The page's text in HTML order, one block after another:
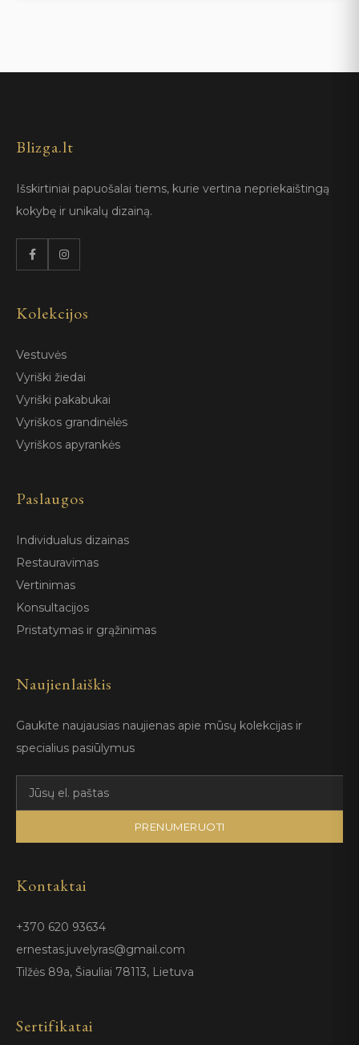
Blizga.lt
Išskirtiniai papuošalai tiems, kurie vertina nepriekaištingą
kokybę ir unikalų dizainą.
Kolekcijos
Vestuvės
Vyriški žiedai
Vyriški pakabukai
Vyriškos grandinėlės
Vyriškos apyrankės
Paslaugos
Individualus dizainas
Restauravimas
Vertinimas
Konsultacijos
Pristatymas ir grąžinimas
Naujienlaiškis
Gaukite naujausias naujienas apie mūsų kolekcijas ir
specialius pasiūlymus
PRENUMERUOTI
Kontaktai
+370 620 93634
ernestas.juvelyras@gmail.com
Tilžės 89a, Šiauliai 78113, Lietuva
Sertifikatai